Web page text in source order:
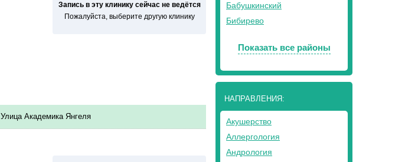
Запись в эту клинику сейчас не ведётся
Пожалуйста, выберите другую клинику
Улица Академика Янгеля
Бабушкинский
Бибирево
Показать все районы
НАПРАВЛЕНИЯ:
Акушерство
Аллергология
Андрология